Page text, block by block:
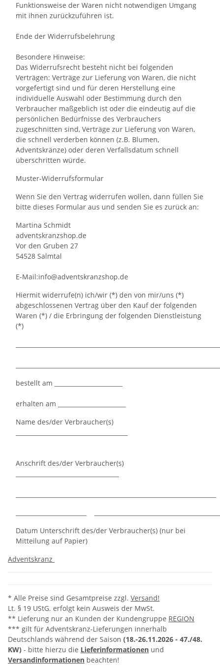
Funktionsweise der Waren nicht notwendigen Umgang
mit ihnen zurückzuführen ist.
Ende der Widerrufsbelehrung
Besondere Hinweise:
Das Widerrufsrecht besteht nicht bei folgenden
Verträgen: Verträge zur Lieferung von Waren, die nicht
vorgefertigt sind und für deren Herstellung eine
individuelle Auswahl oder Bestimmung durch den
Verbraucher maßgeblich ist oder die eindeutig auf die
persönlichen Bedürfnisse des Verbrauchers
zugeschnitten sind, Verträge zur Lieferung von Waren,
die schnell verderben können (z.B. Blumen,
Adventskränze) oder deren Verfallsdatum schnell
überschritten würde.
Muster-Widerrufsformular
Wenn Sie den Vertrag widerrufen wollen, dann füllen Sie
bitte dieses Formular aus und senden Sie es zurück an:
Martina Schmidt
adventskranzshop.de
Vor den Gruben 27
54528 Salmtal
E-Mail:info@adventskranzshop.de
Hiermit widerrufe(n) ich/wir (*) den von mir/uns (*)
abgeschlossenen Vertrag über den Kauf der folgenden
Waren (*) / die Erbringung der folgenden Dienstleistung
(*)
bestellt am _______________________
erhalten am _______________________
Name des/der Verbraucher(s)
Anschrift des/der Verbraucher(s)
Datum Unterschrift des/der Verbraucher(s) (nur bei
Mitteilung auf Papier)
Adventskranz
* Alle Preise sind Gesamtpreise zzgl. Versand!
Lt. § 19 UStG. erfolgt kein Ausweis der MwSt.
** Lieferung nur an Kunden der Kundengruppe REGION
*** gilt für Adventskranz-Lieferungen innerhalb
Deutschlands während der Saison (18.-26.11.2026 - 47./48.
KW) - bitte hierzu die Lieferinformationen und
Versandinformationen beachten!